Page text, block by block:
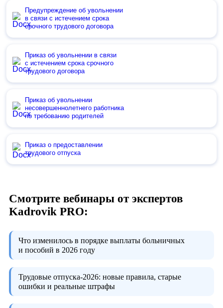
Предупреждение об увольнении
в связи с истечением срока
срочного трудового договора
Приказ об увольнении в связи
с истечением срока срочного
трудового договора
Приказ об увольнении
несовершеннолетнего работника
по требованию родителей
Приказ о предоставлении
трудового отпуска
Смотрите вебинары от экспертов
Kadrovik PRO:
Что изменилось в порядке выплаты больничных
и пособий в 2026 году
Трудовые отпуска-2026: новые правила, старые
ошибки и реальные штрафы